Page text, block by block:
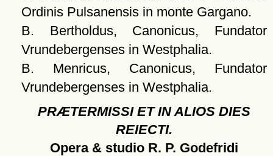
Ordinis Pulsanensis in monte Gargano.
B. Bertholdus, Canonicus, Fundator
Vrundebergenses in Westphalia.
B. Menricus, Canonicus, Fundator
Vrundebergenses in Westphalia.
PRÆTERMISSI ET IN ALIOS DIES
REIECTI.
Opera & studio R. P. Godefridi